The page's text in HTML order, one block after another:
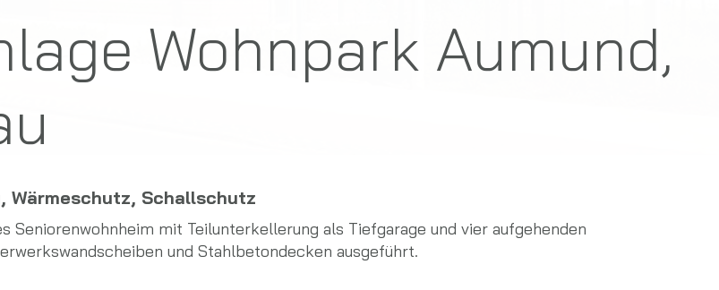
Wohnpark Aumund,
Wärmeschutz, Schallschutz
Seniorenwohnheim mit Teilunterkellerung als Tiefgarage und vier aufgehenden
und Stahlbetondecken ausgeführt.